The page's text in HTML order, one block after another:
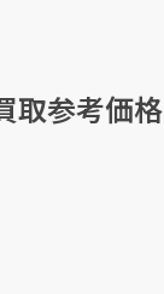
取参考価格